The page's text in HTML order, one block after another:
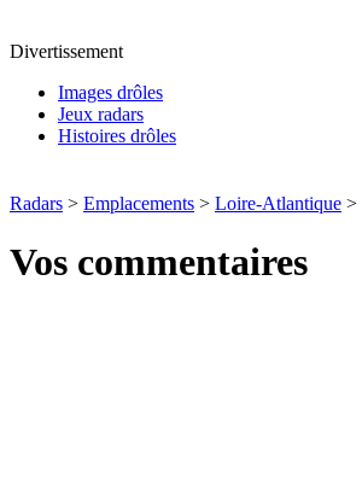
Divertissement
Images drôles
Jeux radars
Histoires drôles
Radars > Emplacements > Loire-Atlantique >
Vos commentaires